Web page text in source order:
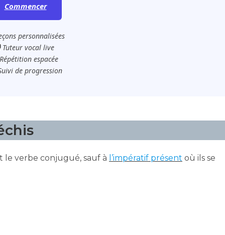
Commencer
personnalisées
Tuteur vocal live
espacée
de progression
le verbe conjugué, sauf à l’impératif présent où ils se